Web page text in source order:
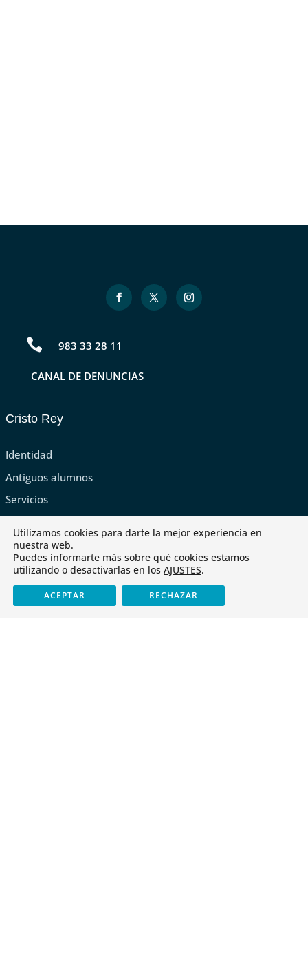
 983 33 28 11
CANAL DE DENUNCIAS
Cristo Rey
Identidad
Antiguos alumnos
Servicios
Últimas noticias
Utilizamos cookies para darte la mejor experiencia en
nuestra web.
Puedes informarte más sobre qué cookies estamos
utilizando o desactivarlas en los AJUSTES.
ACEPTAR RECHAZAR